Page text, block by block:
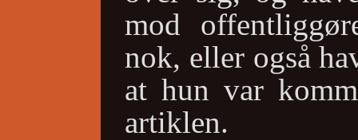
mod
nok, eller også
at hun var
artiklen.